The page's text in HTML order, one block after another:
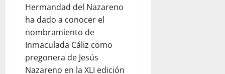
Hermandad del Nazareno
ha dado a conocer el
nombramiento de
Inmaculada Cáliz como
pregonera de Jesús
Nazareno en la XLI edición